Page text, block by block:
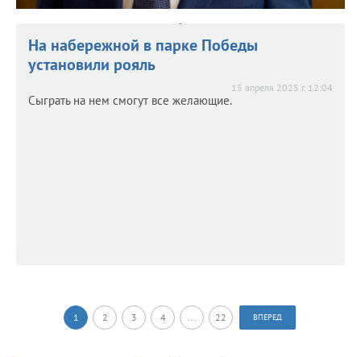
На набережной в парке Победы
установили рояль
15 апреля 2025 г. 12:04
Сыграть на нем смогут все желающие.
1 2 3 4 22 ВПЕРЕД